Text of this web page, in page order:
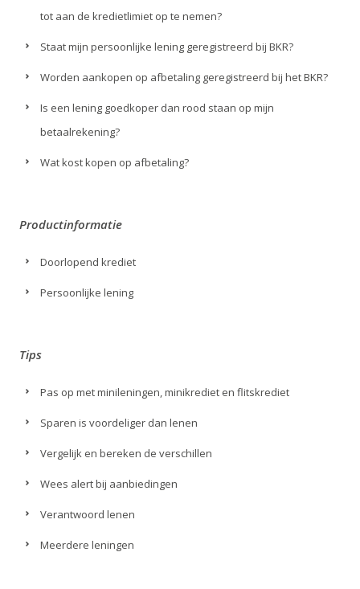
tot aan de kredietlimiet op te nemen?
Staat mijn persoonlijke lening geregistreerd bij BKR?
Worden aankopen op afbetaling geregistreerd bij het BKR?
Is een lening goedkoper dan rood staan op mijn
betaalrekening?
Wat kost kopen op afbetaling?
Productinformatie
Doorlopend krediet
Persoonlijke lening
Tips
Pas op met minileningen, minikrediet en flitskrediet
Sparen is voordeliger dan lenen
Vergelijk en bereken de verschillen
Wees alert bij aanbiedingen
Verantwoord lenen
Meerdere leningen